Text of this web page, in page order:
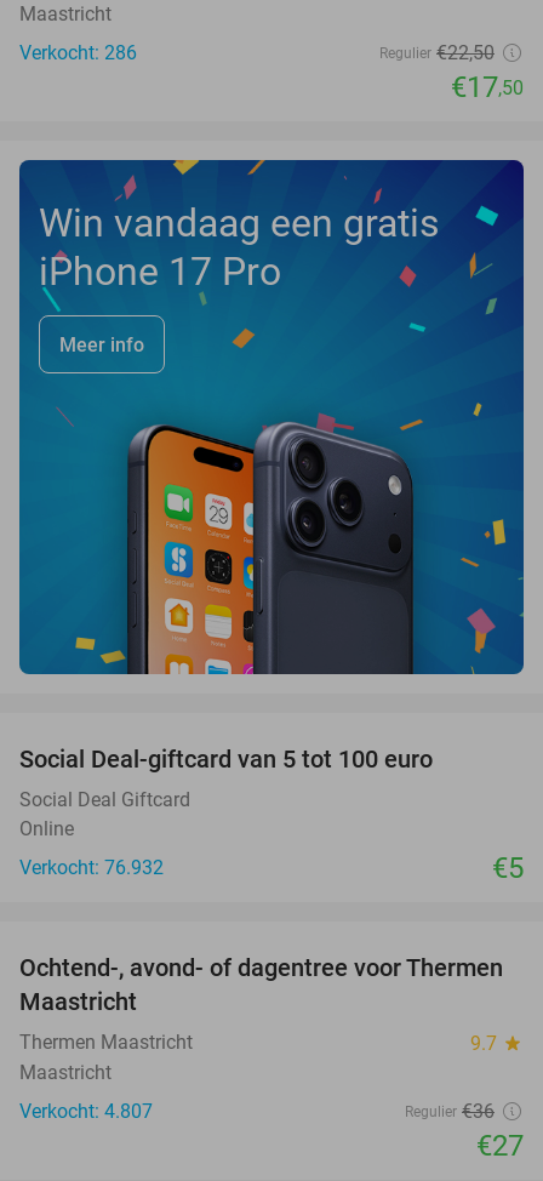
Maastricht
Verkocht: 286
Regulier €22,50
€17,50
Win vandaag een gratis
iPhone 17 Pro
Meer info
Social Deal-giftcard van 5 tot 100 euro
Social Deal Giftcard
Online
Verkocht: 76.932
€5
25%
Ochtend-, avond- of dagentree voor Thermen
Maastricht
Thermen Maastricht 9.7 star
Maastricht
Verkocht: 4.807
Regulier €36
€27